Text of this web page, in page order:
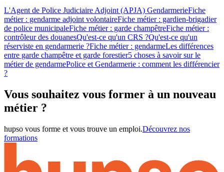
L'Agent de Police Judiciaire Adjoint (APJA) GendarmerieFiche
métier : gendarme adjoint volontaireFiche métier : gardien-brigadier
de police municipaleFiche métier : garde champêtreFiche métier :
contrôleur des douanesQu'est-ce qu'un CRS ?Qu'est-ce qu'un
réserviste en gendarmerie ?Fiche métier : gendarmeLes différences
entre garde champêtre et garde forestier5 choses à savoir sur le
métier de gendarmePolice et Gendarmerie : comment les différencier
?
Vous souhaitez vous former à un nouveau
métier ?
hupso vous forme et vous trouve un emploi.Découvrez nos
formations